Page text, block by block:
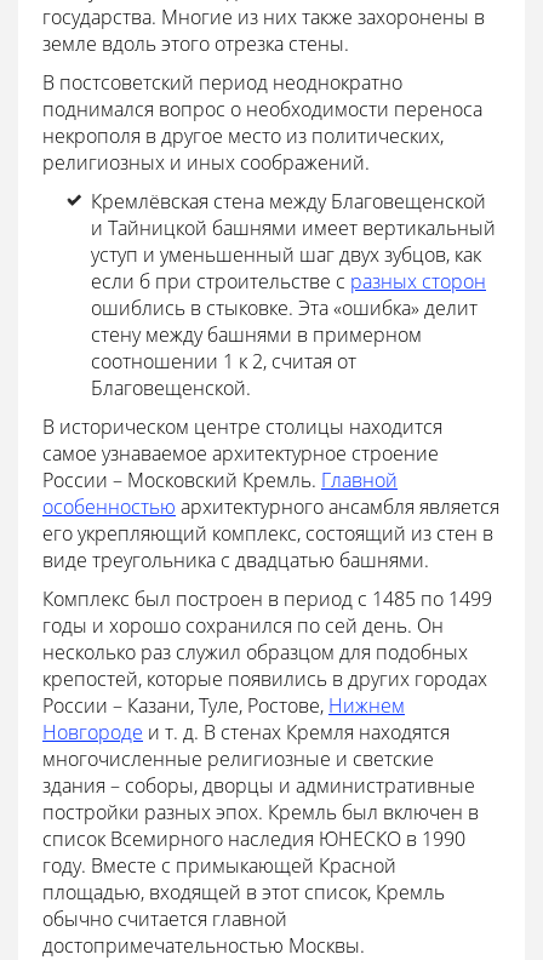
государства. Многие из них также захоронены в
земле вдоль этого отрезка стены.
В постсоветский период неоднократно
поднимался вопрос о необходимости переноса
некрополя в другое место из политических,
религиозных и иных соображений.
Кремлёвская стена между Благовещенской
и Тайницкой башнями имеет вертикальный
уступ и уменьшенный шаг двух зубцов, как
если б при строительстве с разных сторон
ошиблись в стыковке. Эта «ошибка» делит
стену между башнями в примерном
соотношении 1 к 2, считая от
Благовещенской.
В историческом центре столицы находится
самое узнаваемое архитектурное строение
России – Московский Кремль. Главной
особенностью архитектурного ансамбля является
его укрепляющий комплекс, состоящий из стен в
виде треугольника с двадцатью башнями.
Комплекс был построен в период с 1485 по 1499
годы и хорошо сохранился по сей день. Он
несколько раз служил образцом для подобных
крепостей, которые появились в других городах
России – Казани, Туле, Ростове, Нижнем
Новгороде и т. д. В стенах Кремля находятся
многочисленные религиозные и светские
здания – соборы, дворцы и административные
постройки разных эпох. Кремль был включен в
список Всемирного наследия ЮНЕСКО в 1990
году. Вместе с примыкающей Красной
площадью, входящей в этот список, Кремль
обычно считается главной
достопримечательностью Москвы.